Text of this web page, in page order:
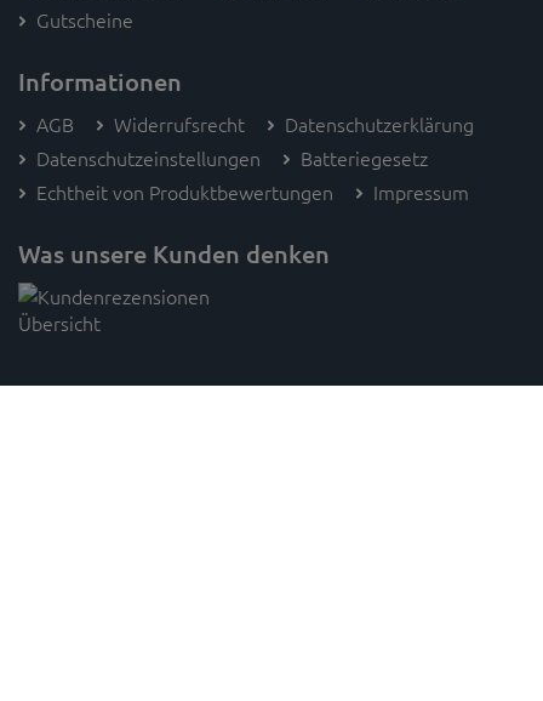
Gutscheine
Informationen
AGB Widerrufsrecht
Datenschutzerklärung
Datenschutzeinstellungen
Batteriegesetz
Echtheit von Produktbewertungen
Impressum
Was unsere Kunden denken